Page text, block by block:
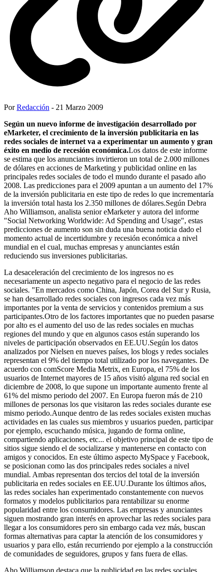
PorRedacción - 21 Marzo 2009
Según un nuevo informe de investigación desarrollado por
eMarketer, el crecimiento de la inversión publicitaria en las
redes sociales de internet va a experimentar un aumento y gran
éxito en medio de recesión económica.Los datos de este informe
se estima que los anunciantes invirtieron un total de 2.000 millones
de dólares en acciones de Marketing y publicidad online en las
principales redes sociales de todo el mundo durante el pasado año
2008. Las predicciones para el 2009 apuntan a un aumento del 17%
de la inversión publicitaria en este tipo de redes lo que incrementaría
la inversión total hasta los 2.350 millones de dólares.Según Debra
Aho Williamson, analista senior eMarketer y autora del informe
"Social Networking Worldwide: Ad Spending and Usage", estas
predicciones de aumento son sin duda una buena noticia dado el
momento actual de incertidumbre y recesión económica a nivel
mundial en el cual, muchas empresas y anunciantes están
reduciendo sus inversiones publicitarias.
La desaceleración del crecimiento de los ingresos no es
necesariamente un aspecto negativo para el negocio de las redes
sociales. "En mercados como China, Japón, Corea del Sur y Rusia,
se han desarrollado redes sociales con ingresos cada vez más
importantes por la venta de servicios y contenidos premium a sus
participantes.Otro de los factores importantes que no pueden pasarse
por alto es el aumento del uso de las redes sociales en muchas
regiones del mundo y que en algunos casos están superando los
niveles de participación observados en EE.UU.Según los datos
analizados por Nielsen en nueves países, los blogs y redes sociales
representan el 9% del tiempo total utilizado por los navegantes. De
acuerdo con comScore Media Metrix, en Europa, el 75% de los
usuarios de Internet mayores de 15 años visitó alguna red social en
diciembre de 2008, lo que supone un importante aumento frente al
61% del mismo periodo del 2007. En Europa fueron más de 210
millones de personas los que visitaron las redes sociales durante ese
mismo periodo.Aunque dentro de las redes sociales existen muchas
actividades en las cuales sus miembros y usuarios pueden, participar
por ejemplo, escuchando música, jugando de forma online,
compartiendo aplicaciones, etc... el objetivo principal de este tipo de
sitios sigue siendo el de socializarse y mantenerse en contacto con
amigos y conocidos. En este último aspecto MySpace y Facebook,
se posicionan como las dos principales redes sociales a nivel
mundial. Ambas representan dos tercios del total de la inversión
publicitaria en redes sociales en EE.UU.Durante los últimos años,
las redes sociales han experimentado constantemente con nuevos
formatos y modelos publicitarios para rentabilizar su enorme
popularidad entre los consumidores. Las empresas y anunciantes
siguen mostrando gran interés en aprovechar las redes sociales para
llegar a los consumidores pero sin embargo cada vez más, buscan
formas alternativas para captar la atención de los consumidores y
usuarios y para ello, están recurriendo por ejemplo a la construcción
de comunidades de seguidores, grupos y fans fuera de ellas.
Aho Williamson destaca que la publicidad en las redes sociales